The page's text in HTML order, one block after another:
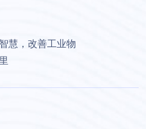
慧，改善工业物